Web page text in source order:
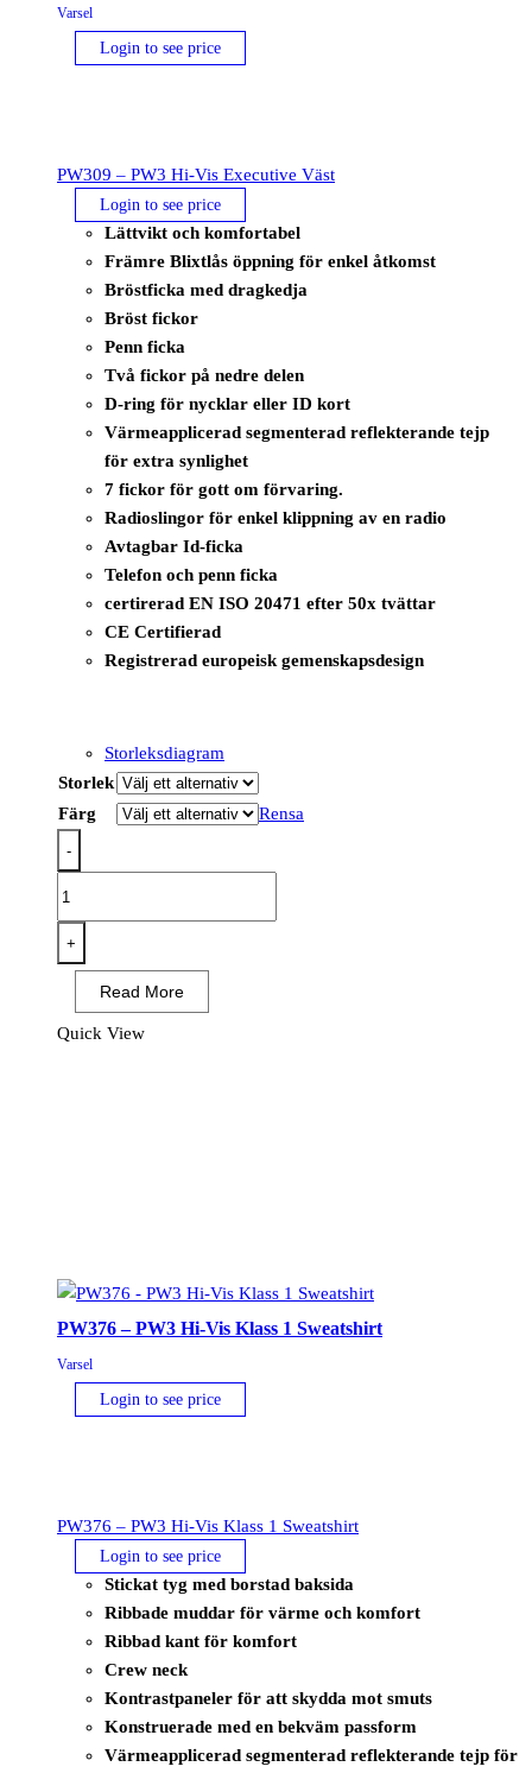
Varsel
Login to see price
PW309 – PW3 Hi-Vis Executive Väst
Login to see price
Lättvikt och komfortabel
Främre Blixtlås öppning för enkel åtkomst
Bröstficka med dragkedja
Bröst fickor
Penn ficka
Två fickor på nedre delen
D-ring för nycklar eller ID kort
Värmeapplicerad segmenterad reflekterande tejp
för extra synlighet
7 fickor för gott om förvaring.
Radioslingor för enkel klippning av en radio
Avtagbar Id-ficka
Telefon och penn ficka
certirerad EN ISO 20471 efter 50x tvättar
CE Certifierad
Registrerad europeisk gemenskapsdesign
Storleksdiagram
Storlek
Färg
Rensa
-
PW3
Hi-
Executive
+
Read More
Quick View
PW376 – PW3 Hi-Vis Klass 1 Sweatshirt
Varsel
Login to see price
PW376 – PW3 Hi-Vis Klass 1 Sweatshirt
Login to see price
Stickat tyg med borstad baksida
Ribbade muddar för värme och komfort
Ribbad kant för komfort
Crew neck
Kontrastpaneler för att skydda mot smuts
Konstruerade med en bekväm passform
Värmeapplicerad segmenterad reflekterande tejp för